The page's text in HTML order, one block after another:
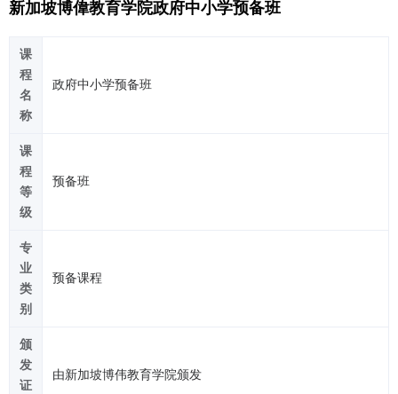
新加坡博偉教育学院政府中小学预备班
课
程
名
称
政府中小学预备班
课
程
等
级
预备班
专
业
类
别
预备课程
颁
发
证
由新加坡博伟教育学院颁发